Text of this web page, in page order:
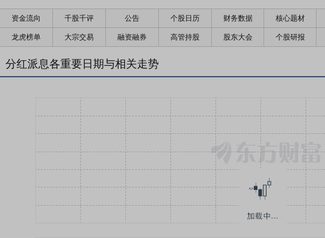
资金流向 千股千评 公告 个股日历 财务数据 核心题材
龙虎榜单 大宗交易 融资融券 高管持股 股东大会 个股研报
分红派息各重要日期与相关走势